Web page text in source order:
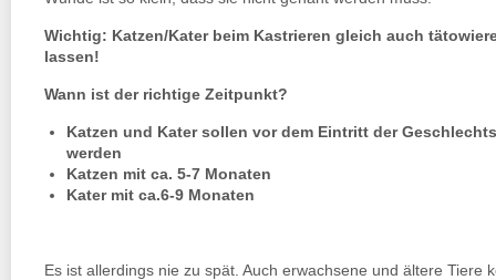
Wichtig: Katzen/Kater beim Kastrieren gleich auch
lassen!
Wann ist der richtige Zeitpunkt?
Katzen und Kater sollen vor dem Eintritt der
werden
Katzen mit ca. 5-7 Monaten
Kater mit ca.6-9 Monaten
Es ist allerdings nie zu spät. Auch erwachsene und ältere Tiere